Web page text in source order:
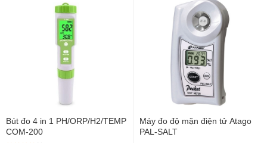
Bút đo 4 in 1 PH/ORP/H2/TEMP
COM-200
Máy đo độ mặn điện tử Atago
PAL-SALT